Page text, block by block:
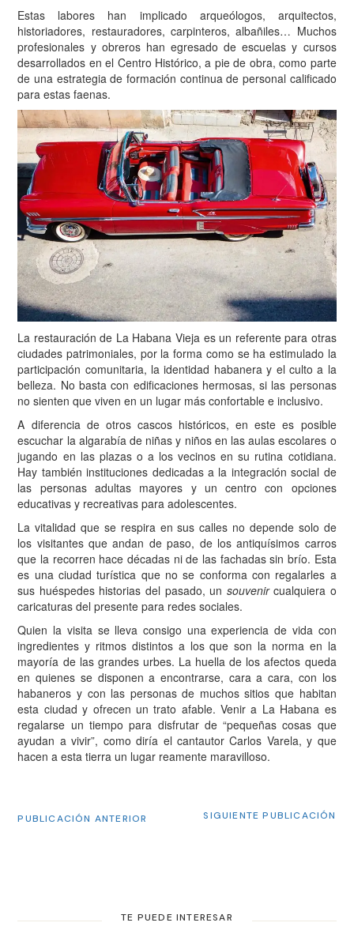
Estas labores han implicado arqueólogos, arquitectos,
historiadores, restauradores, carpinteros, albañiles… Muchos
profesionales y obreros han egresado de escuelas y cursos
desarrollados en el Centro Histórico, a pie de obra, como parte
de una estrategia de formación continua de personal calificado
para estas faenas.
La restauración de La Habana Vieja es un referente para otras
ciudades patrimoniales, por la forma como se ha estimulado la
participación comunitaria, la identidad habanera y el culto a la
belleza. No basta con edificaciones hermosas, si las personas
no sienten que viven en un lugar más confortable e inclusivo.
A diferencia de otros cascos históricos, en este es posible
escuchar la algarabía de niñas y niños en las aulas escolares o
jugando en las plazas o a los vecinos en su rutina cotidiana.
Hay también instituciones dedicadas a la integración social de
las personas adultas mayores y un centro con opciones
educativas y recreativas para adolescentes.
La vitalidad que se respira en sus calles no depende solo de
los visitantes que andan de paso, de los antiquísimos carros
que la recorren hace décadas ni de las fachadas sin brío. Esta
es una ciudad turística que no se conforma con regalarles a
sus huéspedes historias del pasado, un souvenircualquiera o
caricaturas del presente para redes sociales.
Quien la visita se lleva consigo una experiencia de vida con
ingredientes y ritmos distintos a los que son la norma en la
mayoría de las grandes urbes. La huella de los afectos queda
en quienes se disponen a encontrarse, cara a cara, con los
habaneros y con las personas de muchos sitios que habitan
esta ciudad y ofrecen un trato afable. Venir a La Habana es
regalarse un tiempo para disfrutar de “pequeñas cosas que
ayudan a vivir”, como diría el cantautor Carlos Varela, y que
hacen a esta tierra un lugar reamente maravilloso.
PUBLICACIÓN ANTERIOR SIGUIENTE PUBLICACIÓN
TE PUEDE INTERESAR